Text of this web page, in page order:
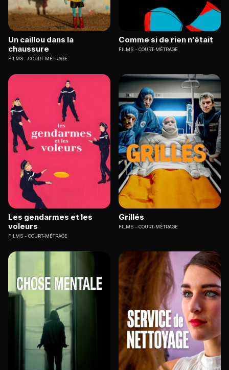
Un caillou dans la
chaussure
FILMS COURT-MÉTRAGE
Comme si de rien n'était
FILMS COURT-MÉTRAGE
Les gendarmes et les
voleurs
FILMS COURT-MÉTRAGE
Grillés
FILMS COURT-MÉTRAGE